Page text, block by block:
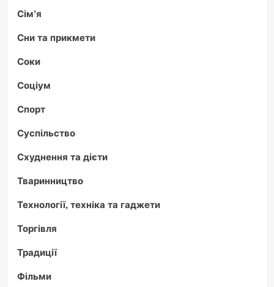
Сім'я
Сни та прикмети
Соки
Соціум
Спорт
Суспільство
Схуднення та дієти
Тваринництво
Технології, техніка та гаджети
Торгівля
Традиції
Фільми